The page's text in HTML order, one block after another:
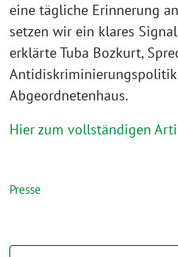
eine tägliche Erinnerung
setzen wir ein klares
erklärte Tuba Bozkurt,
Abgeordnetenhaus.
Hier zum vollständigen
Presse